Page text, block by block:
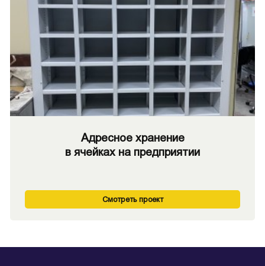
Адресное хранение
в ячейках на предприятии
Смотреть проект